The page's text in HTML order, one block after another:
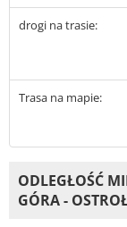
drogi na trasie:
Trasa na mapie:
ODLEGŁOŚĆ
GÓRA -